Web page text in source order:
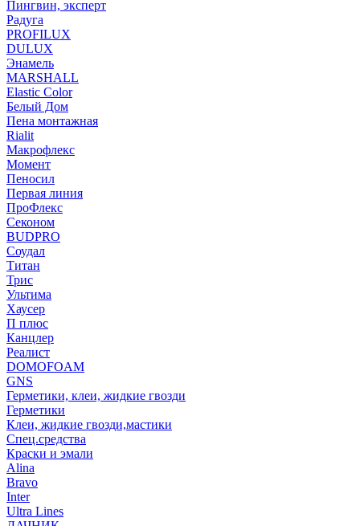
Пингвин, эксперт
Радуга
PROFILUX
DULUX
Энамель
MARSHALL
Elastic Color
Белый Дом
Пена монтажная
Rialit
Макрофлекс
Момент
Пеносил
Первая линия
ПроФлекс
Секоном
BUDPRO
Соудал
Титан
Трис
Ультима
Хаусер
П плюс
Канцлер
Реалист
DOMOFOAM
GNS
Герметики, клеи, жидкие гвозди
Герметики
Клеи, жидкие гвозди,мастики
Спец.средства
Краски и эмали
Alina
Bravo
Inter
Ultra Lines